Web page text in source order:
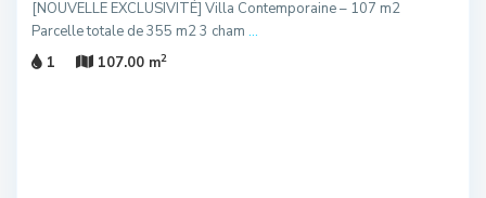
[NOUVELLE EXCLUSIVITÉ] Villa Contemporaine – 107 m2
Parcelle totale de 355 m2 3 cham ...
1
107.00 m2